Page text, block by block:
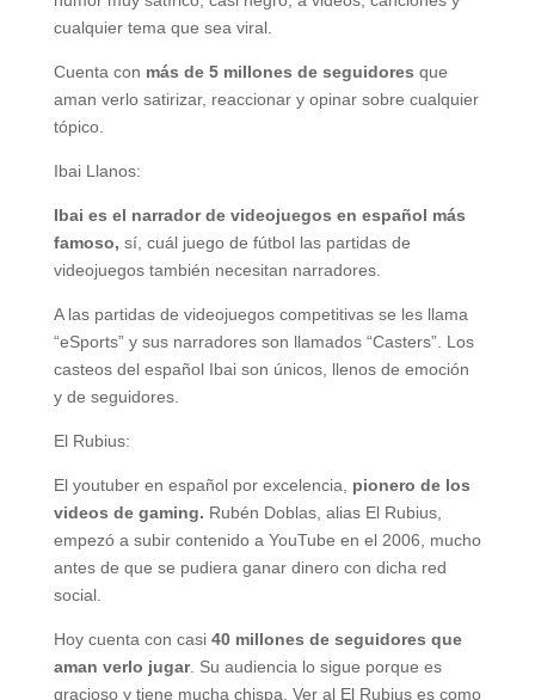
cualquier tema que sea viral.
Cuenta con más de 5 millones de seguidores que
aman verlo satirizar, reaccionar y opinar sobre cualquier
tópico.
Ibai Llanos:
Ibai es el narrador de videojuegos en español más
famoso, sí, cuál juego de fútbol las partidas de
videojuegos también necesitan narradores.
A las partidas de videojuegos competitivas se les llama
“eSports” y sus narradores son llamados “Casters”. Los
casteos del español Ibai son únicos, llenos de emoción
y de seguidores.
El Rubius:
El youtuber en español por excelencia, pionero de los
videos de gaming. Rubén Doblas, alias El Rubius,
empezó a subir contenido a YouTube en el 2006, mucho
antes de que se pudiera ganar dinero con dicha red
social.
Hoy cuenta con casi 40 millones de seguidores que
aman verlo jugar. Su audiencia lo sigue porque es
gracioso y tiene mucha chispa. Ver al El Rubius es como